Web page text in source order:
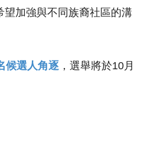
望加強與不同族裔社區的溝
候選人角逐 ，選舉將於10月